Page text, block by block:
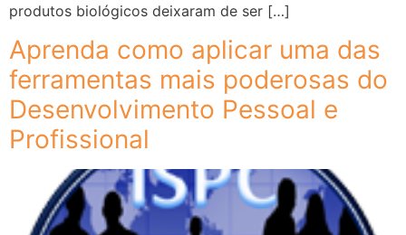
produtos biológicos deixaram de ser […]
Aprenda como aplicar uma das
ferramentas mais poderosas do
Desenvolvimento Pessoal e
Profissional